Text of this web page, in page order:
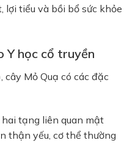
lợi tiểu và bồi bổ sức khỏe
Y học cổ truyền
cây Mỏ Quạ có các đặc
tạng liên quan mật
thận yếu, cơ thể thường